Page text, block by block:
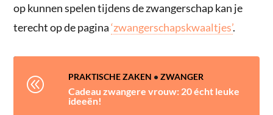
op kunnen spelen tijdens de zwangerschap kan je
terecht op de pagina‘zwangerschapskwaaltjes’.
@ PRAKTISCHE ZAKEN •ZWANGER
Cadeau zwangere vrouw: 20 écht leuke
ideeën!